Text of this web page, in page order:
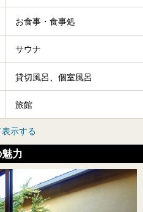
お食事・食事処
サウナ
貸切風呂、個室風呂
旅館
示する
力